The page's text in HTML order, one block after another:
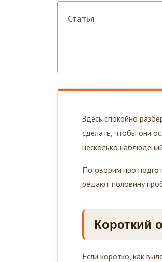
Статья
Здесь спокойно
сделать, чтобы они
несколько
Поговорим про
решают половину
Короткий
Если коротко, как